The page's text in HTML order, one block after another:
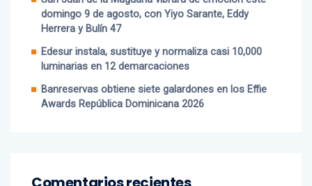
domingo 9 de agosto, con Yiyo Sarante, Eddy
Herrera y Bulín 47
Edesur instala, sustituye y normaliza casi 10,000
luminarias en 12 demarcaciones
Banreservas obtiene siete galardones en los Effie
Awards República Dominicana 2026